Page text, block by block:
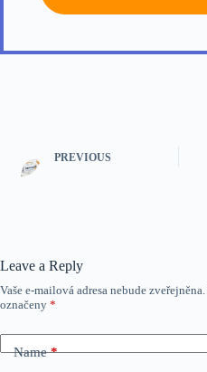
PREVIOUS
Leave a Reply
Vaše e-mailová adresa nebude zveřejněna.
označeny *
Name*